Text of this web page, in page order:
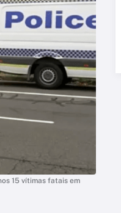
15 vítimas fatais em